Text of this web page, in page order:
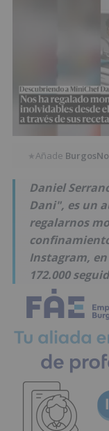
★Añade
Daniel
Dani", es un
regalarnos
Instagram,
172.000